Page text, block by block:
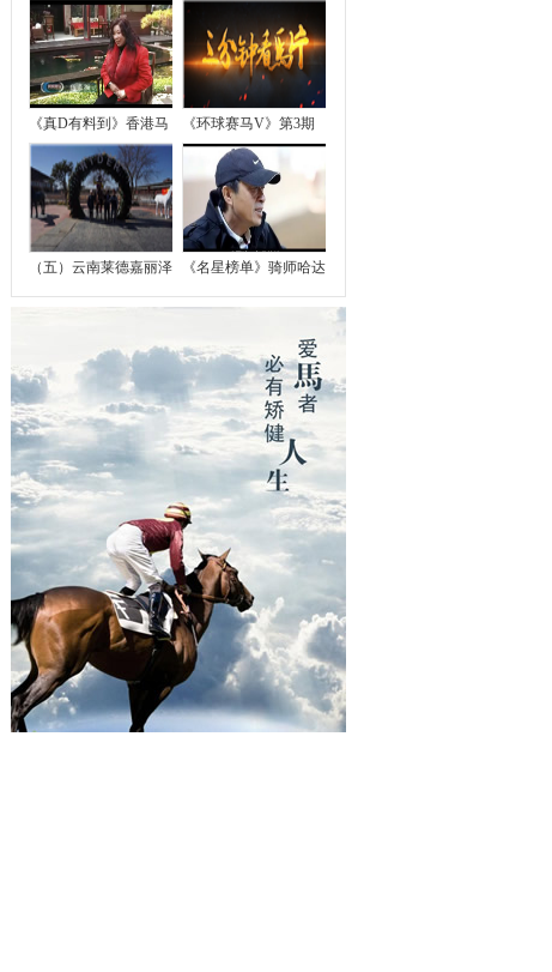
《真D有料到》香港马 《环球赛马V》第3期
（五）云南莱德嘉丽泽 《名星榜单》骑师哈达